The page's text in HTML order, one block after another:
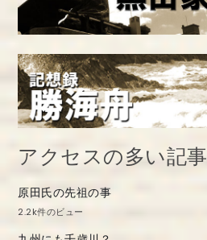
アクセスの多い記事
原田氏の先祖の事
2.2k件のビュー